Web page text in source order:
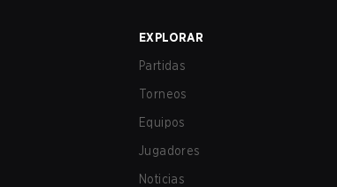
EXPLORAR
Partidas
Torneos
Equipos
Jugadores
Noticias